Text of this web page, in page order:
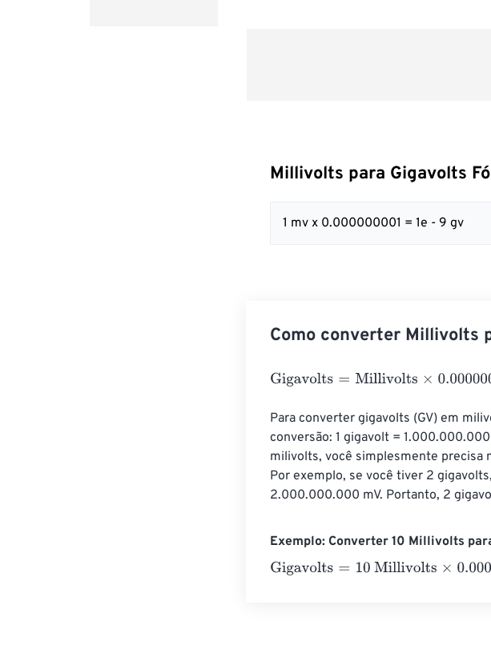
Millivolts para Gigavolts
1 mv x 0.000000001 = 1e - 9 gv
Como converter Millivolts
Gigavolts=Millivolts×0.000000001
Para converter gigavolts (GV) em
conversão: 1 gigavolt =
milivolts, você simplesmente precisa
Por exemplo, se você tiver 2
2.000.000.000 mV. Portanto, 2
Exemplo: Converter 10 Millivolts
Gigavolts=10 Millivolts×0.000000001